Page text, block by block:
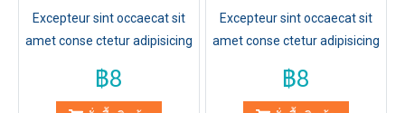
Excepteur sint occaecat sit
amet conse ctetur adipisicing
incididuntut labore et dolore
magna aliqua.
฿8
Excepteur sint occaecat sit
amet conse ctetur adipisicing
incididuntut labore et dolore
magna aliqua.
฿8